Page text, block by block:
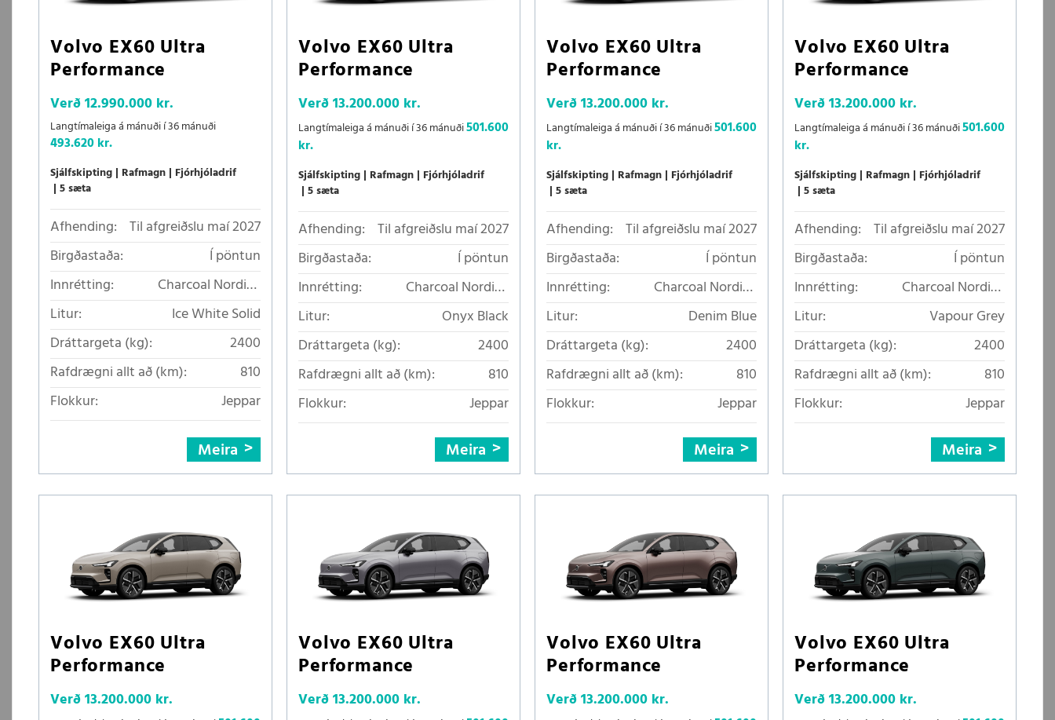
Volvo EX60 Ultra
Performance
Verð12.990.000 kr.
Langtímaleiga á mánuði í 36 mánuði
493.620 kr.
Sjálfskipting Rafmagn Fjórhjóladrif
5 sæta
Afhending: Til afgreiðslu maí 2027
Birgðastaða:
Í pöntun
Innrétting:
Charcoal Nordico
loftkælt áklæði
Litur:
Ice White Solid
Dráttargeta (kg):
2400
Rafdrægni allt að (km):
810
Flokkur:
Jeppar
Meira
Volvo EX60 Ultra
Performance
Verð13.200.000 kr.
Langtímaleiga á mánuði í 36 mánuði501.600
kr.
Sjálfskipting Rafmagn Fjórhjóladrif
5 sæta
Afhending: Til afgreiðslu maí 2027
Birgðastaða:
Í pöntun
Innrétting:
Charcoal Nordico
loftkælt áklæði
Litur:
Onyx Black
Dráttargeta (kg):
2400
Rafdrægni allt að (km):
810
Flokkur:
Jeppar
Meira
Volvo EX60 Ultra
Performance
Verð13.200.000 kr.
Langtímaleiga á mánuði í 36 mánuði501.600
kr.
Sjálfskipting Rafmagn Fjórhjóladrif
5 sæta
Afhending: Til afgreiðslu maí 2027
Birgðastaða:
Í pöntun
Innrétting:
Charcoal Nordico
loftkælt áklæði
Litur:
Denim Blue
Dráttargeta (kg):
2400
Rafdrægni allt að (km):
810
Flokkur:
Jeppar
Meira
Volvo EX60 Ultra
Performance
Verð13.200.000 kr.
Langtímaleiga á mánuði í 36 mánuði501.600
kr.
Sjálfskipting Rafmagn Fjórhjóladrif
5 sæta
Afhending: Til afgreiðslu maí 2027
Birgðastaða:
Í pöntun
Innrétting:
Charcoal Nordico
loftkælt áklæði
Litur:
Vapour Grey
Dráttargeta (kg):
2400
Rafdrægni allt að (km):
810
Flokkur:
Jeppar
Meira
Volvo EX60 Ultra
Performance
Verð13.200.000 kr.
Volvo EX60 Ultra
Performance
Verð13.200.000 kr.
Volvo EX60 Ultra
Performance
Verð13.200.000 kr.
Volvo EX60 Ultra
Performance
Verð13.200.000 kr.